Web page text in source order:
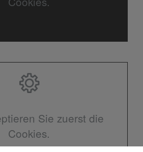
Sie zuerst die
Cookies.